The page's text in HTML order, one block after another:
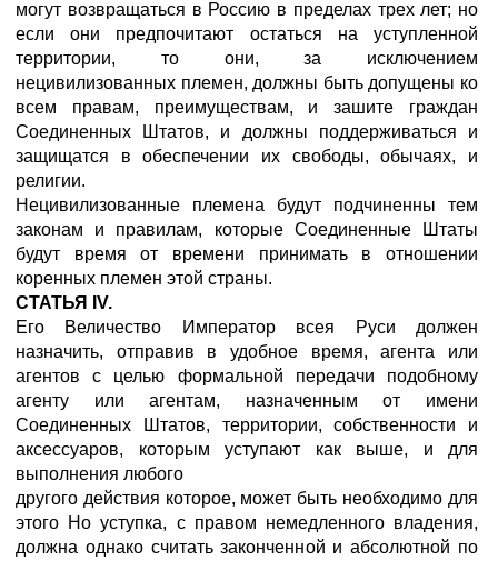
могут возвращаться в Россию в пределах трех лет; но
если они предпочитают остаться на уступленной
территории, то они, за исключением
нецивилизованных племен, должны быть допущены ко
всем правам, преимуществам, и зашите граждан
Соединенных Штатов, и должны поддерживаться и
защищатся в обеспечении их свободы, обычаях, и
религии.
Нецивилизованные племена будут подчиненны тем
законам и правилам, которые Соединенные Штаты
будут время от времени принимать в отношении
коренных племен этой страны.
СТАТЬЯ IV.
Его Величество Император всея Руси должен
назначить, отправив в удобное время, агента или
агентов с целью формальной передачи подобному
агенту или агентам, назначенным от имени
Соединенных Штатов, территории, собственности и
аксессуаров, которым уступают как выше, и для
выполнения любого
другого действия которое, может быть необходимо для
этого Но уступка, с правом немедленного владения,
должна однако считать законченной и абсолютной по